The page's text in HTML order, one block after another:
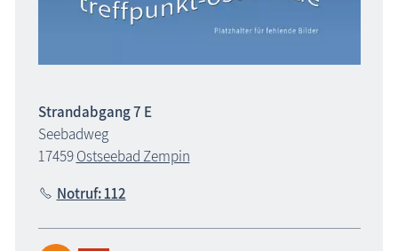
Strandabgang 7 E
Seebadweg
17459Ostseebad Zempin
Notruf: 112